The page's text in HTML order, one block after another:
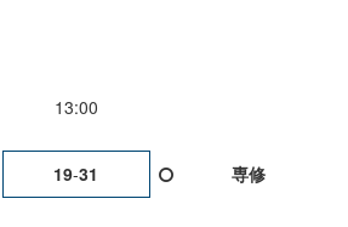
13:00
19-31 専修